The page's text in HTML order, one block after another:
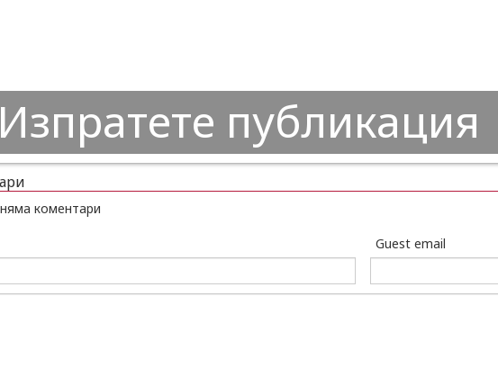
Изпратете публикация
коментари
Guest email